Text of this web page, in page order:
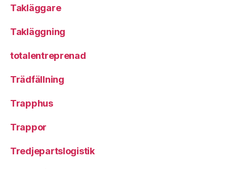
Takläggare
Takläggning
totalentreprenad
Trädfällning
Trapphus
Trappor
Tredjepartslogistik